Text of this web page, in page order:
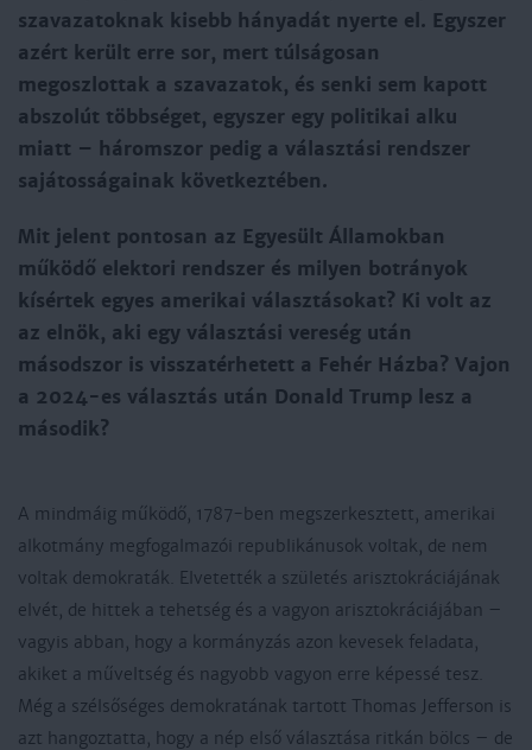
szavazatoknak kisebb hányadát nyerte el. Egyszer
azért került erre sor, mert túlságosan
megoszlottak a szavazatok, és senki sem kapott
abszolút többséget, egyszer egy politikai alku
miatt – háromszor pedig a választási rendszer
sajátosságainak következtében.
Mit jelent pontosan az Egyesült Államokban
működő elektori rendszer és milyen botrányok
kísértek egyes amerikai választásokat? Ki volt az
az elnök, aki egy választási vereség után
másodszor is visszatérhetett a Fehér Házba? Vajon
a 2024-es választás után Donald Trump lesz a
második?
A mindmáig működő, 1787-ben megszerkesztett, amerikai
alkotmány megfogalmazói republikánusok voltak, de nem
voltak demokraták. Elvetették a születés arisztokráciájának
elvét, de hittek a tehetség és a vagyon arisztokráciájában –
vagyis abban, hogy a kormányzás azon kevesek feladata,
akiket a műveltség és nagyobb vagyon erre képessé tesz.
Még a szélsőséges demokratának tartott Thomas Jefferson is
azt hangoztatta, hogy a nép első választása ritkán bölcs – de